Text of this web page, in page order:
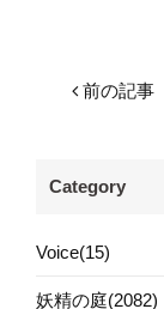
前の記事
Category
Voice(15)
妖精の庭(2082)